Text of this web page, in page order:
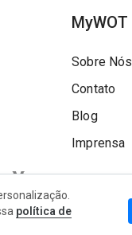
MyWOT
Sobre Nós
Contato
Blog
Imprensa
política de